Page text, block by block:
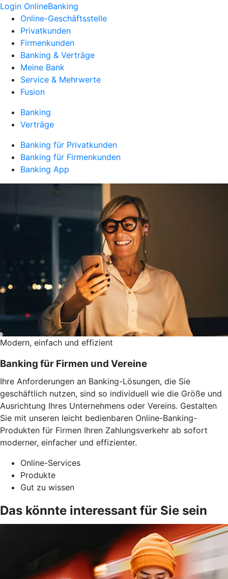
Login OnlineBanking
Online-Geschäftsstelle
Privatkunden
Firmenkunden
Banking & Verträge
Meine Bank
Service & Mehrwerte
Fusion
Banking
Verträge
Banking für Privatkunden
Banking für Firmenkunden
Banking App
Modern, einfach und effizient
Banking für Firmen und Vereine
Ihre Anforderungen an Banking-Lösungen, die Sie
geschäftlich nutzen, sind so individuell wie die Größe und
Ausrichtung Ihres Unternehmens oder Vereins. Gestalten
Sie mit unseren leicht bedienbaren Online-Banking-
Produkten für Firmen Ihren Zahlungsverkehr ab sofort
moderner, einfacher und effizienter.
Online-Services
Produkte
Gut zu wissen
Das könnte interessant für Sie sein